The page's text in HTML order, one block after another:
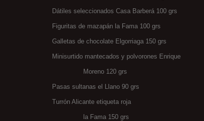
Dátiles seleccionados Casa Barberá 100 grs
Figuritas de mazapán la Fama 100 grs
Galletas de chocolate Elgorriaga 150 grs
Minisurtido mantecados y polvorones Enrique
Moreno 120 grs
Pasas sultanas el Llano 90 grs
Turrón Alicante etiqueta roja
la Fama 150 grs